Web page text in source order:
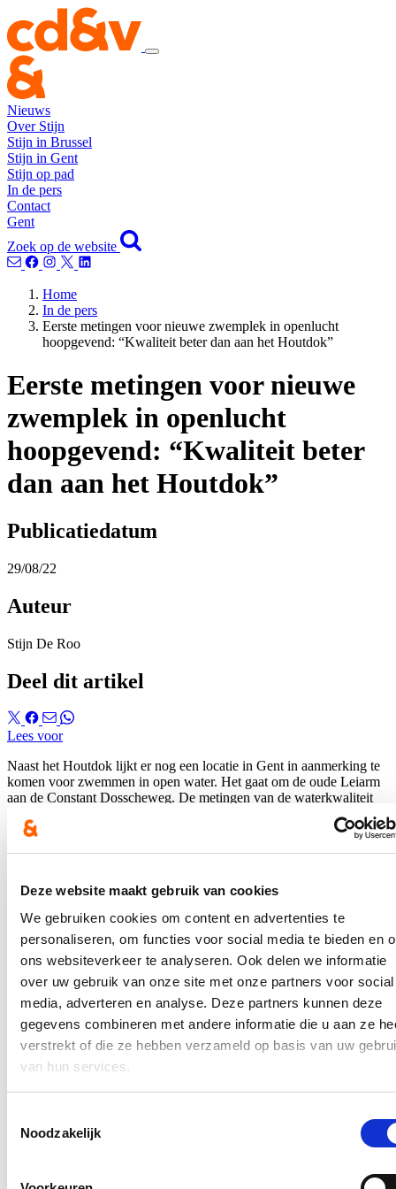
Deze website maakt gebruik van cookies
We gebruiken cookies om content en advertenties te
personaliseren, om functies voor social media te bieden en
ons websiteverkeer te analyseren. Ook delen we informatie
over uw gebruik van onze site met onze partners voor social
media, adverteren en analyse. Deze partners kunnen deze
gegevens combineren met andere informatie die u aan ze
verstrekt of die ze hebben verzameld op basis van uw
van hun services.
Noodzakelijk
Nieuws
Over Stijn
Stijn in Brussel
Stijn in Gent
Stijn op pad
In de pers
Contact
Gent
Zoek op de website
Home
In de pers
Eerste metingen voor nieuwe zwemplek in openlucht
hoopgevend: “Kwaliteit beter dan aan het Houtdok”
Eerste metingen voor nieuwe
zwemplek in openlucht
hoopgevend: “Kwaliteit beter
dan aan het Houtdok”
Publicatiedatum
29/08/22
Auteur
Stijn De Roo
Deel dit artikel
Lees voor
Naast het Houtdok lijkt er nog een locatie in Gent in aanmerking te
komen voor zwemmen in open water. Het gaat om de oude Leiarm
aan de Constant Dosscheweg. De metingen van de waterkwaliteit
uit 2021 scoorden in de oude Leiearm alvast beter dan die in het
Houtdok. Dat blijkt uit informatie die fractievoorzitter Stijn De Roo
en een artikel in De Gentenaar op pagina 3. Het volledige
In de pers
Nieuwe speeltuin in Ter Durmenpark komt er nog
dit jaar
05/08/26
Speelzones in de buurt zijn belangrijke ontmoetingsplaatsen voor
Berucht brugje waar bestuurders zich om de